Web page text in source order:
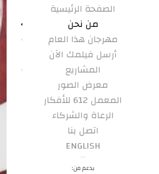
الصفحة الرئيسية
من نحن
مهرجان هذا العام
أرسل فيلمك الآن
المشاريع
معرض الصور
المعمل 612 للأفكار
الرعاة والشركاء
اتصل بنا
ENGLISH
بدعم من: